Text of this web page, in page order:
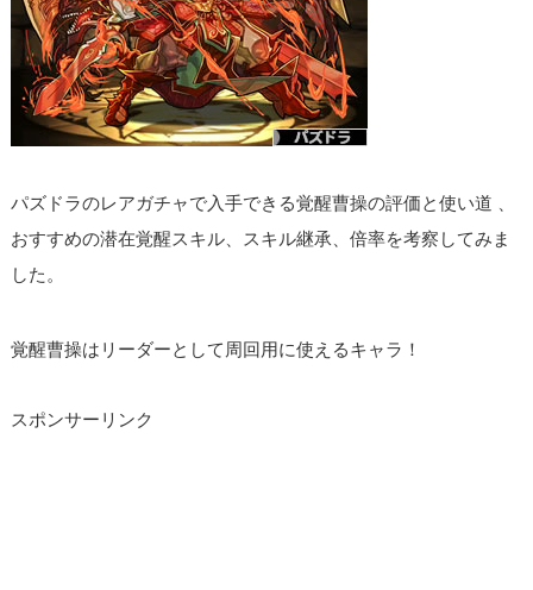
パズドラのレアガチャで入手できる覚醒曹操の評価と使い道 、
おすすめの潜在覚醒スキル、スキル継承、倍率を考察してみま
した。
覚醒曹操はリーダーとして周回用に使えるキャラ！
スポンサーリンク